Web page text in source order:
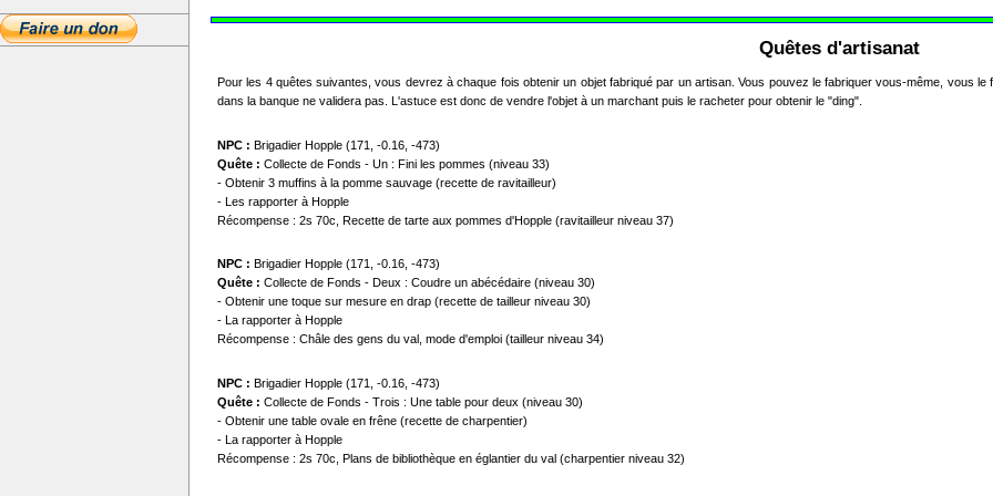
Quêtes d'artisanat
Pour les 4 quêtes suivantes, vous devrez à chaque fois obtenir un objet fabriqué par un artisan. Vous pouvez le fabriquer vous-même, vous
dans la banque ne validera pas. L'astuce est donc de vendre l'objet à un marchant puis le racheter pour obtenir le "ding".
NPC : Brigadier Hopple (171, -0.16, -473)
Quête : Collecte de Fonds - Un : Fini les pommes (niveau 33)
- Obtenir 3 muffins à la pomme sauvage (recette de ravitailleur)
- Les rapporter à Hopple
Récompense : 2s 70c, Recette de tarte aux pommes d'Hopple (ravitailleur niveau 37)
NPC : Brigadier Hopple (171, -0.16, -473)
Quête : Collecte de Fonds - Deux : Coudre un abécédaire (niveau 30)
- Obtenir une toque sur mesure en drap (recette de tailleur niveau 30)
- La rapporter à Hopple
Récompense : Châle des gens du val, mode d'emploi (tailleur niveau 34)
NPC : Brigadier Hopple (171, -0.16, -473)
Quête : Collecte de Fonds - Trois : Une table pour deux (niveau 30)
- Obtenir une table ovale en frêne (recette de charpentier)
- La rapporter à Hopple
Récompense : 2s 70c, Plans de bibliothèque en églantier du val (charpentier niveau 32)